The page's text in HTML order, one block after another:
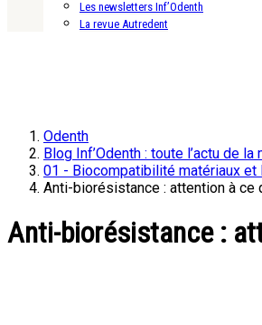
Les newsletters Inf’Odenth
La revue Autredent
Odenth
Blog Inf’Odenth : toute l’actu de
01 - Biocompatibilité matériaux et
Anti-biorésistance : attention à ce
Anti-biorésistance :